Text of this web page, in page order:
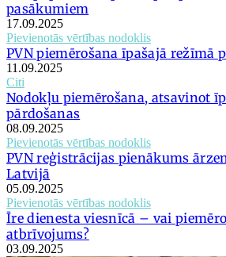
pasākumiem
17.09.2025
Pievienotās vērtības nodoklis
PVN piemērošana īpašajā režīmā
11.09.2025
Citi
Nodokļu piemērošana, atsavinot
pārdošanas
08.09.2025
Pievienotās vērtības nodoklis
PVN reģistrācijas pienākums
Latvijā
05.09.2025
Pievienotās vērtības nodoklis
Īre dienesta viesnīcā – vai
atbrīvojums?
03.09.2025